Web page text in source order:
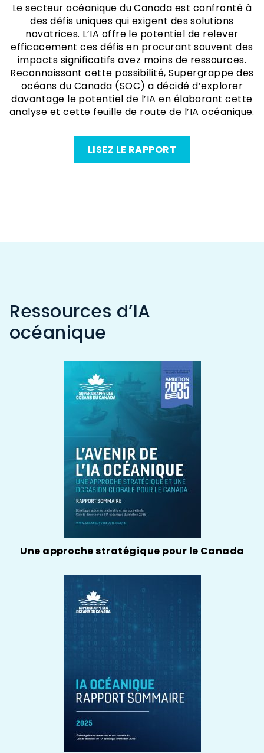
Le secteur océanique du Canada est confronté à
des défis uniques qui exigent des solutions
novatrices. L’IA offre le potentiel de relever
efficacement ces défis en procurant souvent des
impacts significatifs avez moins de ressources.
Reconnaissant cette possibilité, Supergrappe des
océans du Canada (SOC) a décidé d’explorer
davantage le potentiel de l’IA en élaborant cette
analyse et cette feuille de route de l’IA océanique.
LISEZ LE RAPPORT
Ressources d’IA
océanique
Une approche stratégique pour le Canada